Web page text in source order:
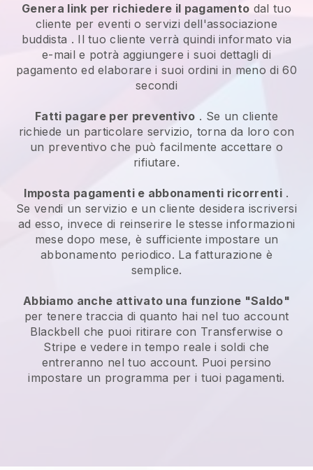
Genera link per richiedere il pagamento dal tuo
cliente per eventi o servizi dell'associazione
buddista . Il tuo cliente verrà quindi informato via
e-mail e potrà aggiungere i suoi dettagli di
pagamento ed elaborare i suoi ordini in meno di 60
secondi
Fatti pagare per preventivo . Se un cliente
richiede un particolare servizio, torna da loro con
un preventivo che può facilmente accettare o
rifiutare.
Imposta pagamenti e abbonamenti ricorrenti.
Se vendi un servizio e un cliente desidera iscriversi
ad esso, invece di reinserire le stesse informazioni
mese dopo mese, è sufficiente impostare un
abbonamento periodico. La fatturazione è
semplice.
Abbiamo anche attivato una funzione "Saldo"
per tenere traccia di quanto hai nel tuo account
Blackbell che puoi ritirare con Transferwise o
Stripe e vedere in tempo reale i soldi che
entreranno nel tuo account. Puoi persino
impostare un programma per i tuoi pagamenti.